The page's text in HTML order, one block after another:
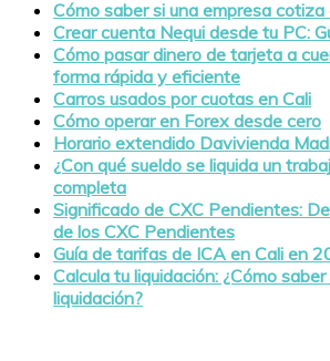
Cómo saber si una empresa cotiza
Crear cuenta Nequi desde tu PC:
Cómo pasar dinero de tarjeta a
forma rápida y eficiente
Carros usados por cuotas en Cali
Cómo operar en Forex desde cero
Horario extendido Davivienda
¿Con qué sueldo se liquida un
completa
Significado de CXC Pendientes:
de los CXC Pendientes
Guía de tarifas de ICA en Cali en
Calcula tu liquidación: ¿Cómo
liquidación?